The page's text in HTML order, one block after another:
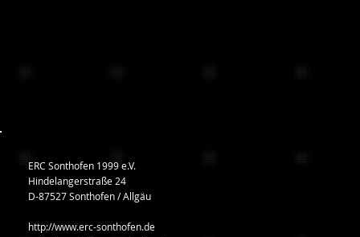
ERC Sonthofen 1999 e.V.
Hindelangerstraße 24
D-87527 Sonthofen / Allgäu
http://www.erc-sonthofen.de